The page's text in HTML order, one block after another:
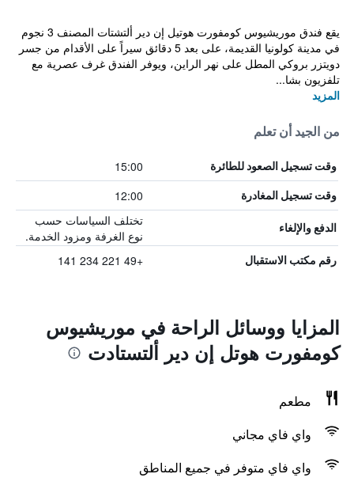
يقع فندق موريشيوس كومفورت هوتيل إن دير ألتشتات المصنف 3 نجوم
في مدينة كولونيا القديمة، على بعد 5 دقائق سيراً على الأقدام من جسر
دويتزر بروكي المطل على نهر الراين، ويوفر الفندق غرف عصرية مع
تلفزيون بشا...
المزيد
من الجيد أن تعلم
وقت تسجيل الصعود للطائرة 15:00
وقت تسجيل المغادرة 12:00
الدفع والإلغاء
تختلف السياسات حسب
نوع الغرفة ومزود الخدمة.
رقم مكتب الاستقبال +49 221 234 141
المزايا ووسائل الراحة في موريشيوس
كومفورت هوتل إن دير ألتستادت
مطعم
واي فاي مجاني
واي فاي متوفر في جميع المناطق